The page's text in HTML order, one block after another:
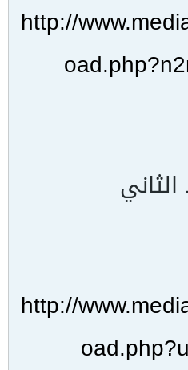
http://
الثاني
http://